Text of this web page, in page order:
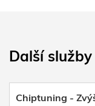
Další
Chiptuning -